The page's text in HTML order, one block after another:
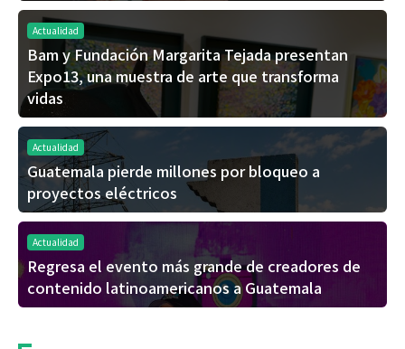
Actualidad
Bam y Fundación Margarita Tejada presentan
Expo13, una muestra de arte que transforma
vidas
Actualidad
Guatemala pierde millones por bloqueo a
proyectos eléctricos
Actualidad
Regresa el evento más grande de creadores de
contenido latinoamericanos a Guatemala